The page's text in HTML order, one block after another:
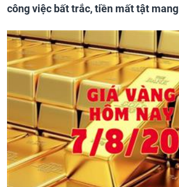
công việc bất trắc, tiền mất tật mang